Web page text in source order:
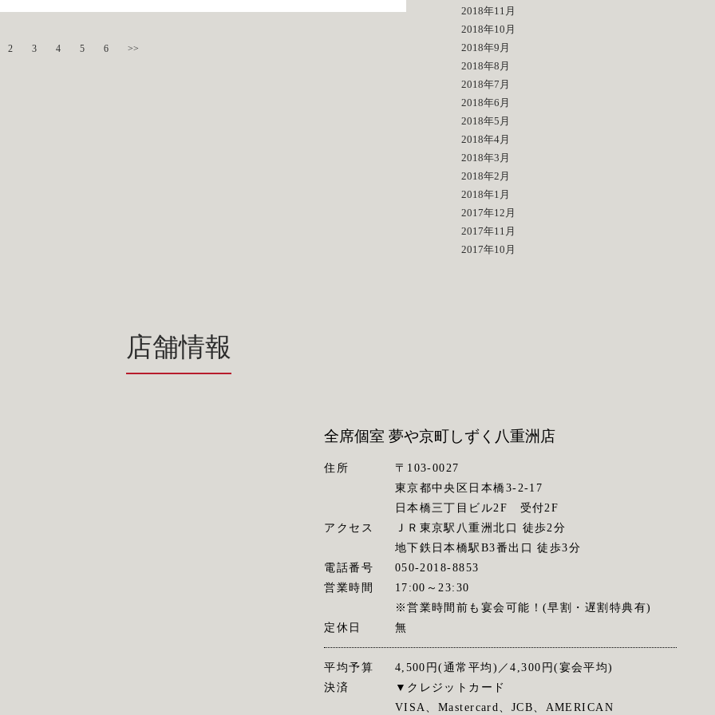
2 3 4 5 6 >>
2018年11月
2018年10月
2018年9月
2018年8月
2018年7月
2018年6月
2018年5月
2018年4月
2018年3月
2018年2月
2018年1月
2017年12月
2017年11月
2017年10月
店舗情報
全席個室 夢や京町しずく 八重洲店
住所
〒103-0027
東京都中央区日本橋3-2-17
日本橋三丁目ビル2F 受付2F
アクセス
ＪＲ東京駅八重洲北口 徒歩2分
地下鉄日本橋駅B3番出口 徒歩3分
電話番号
050-2018-8853
営業時間
17:00～23:30
※営業時間前も宴会可能！(早割・遅割特典有)
定休日
無
平均予算
4,500円(通常平均)／4,300円(宴会平均)
決済
▼クレジットカード
VISA、Mastercard、JCB、AMERICAN